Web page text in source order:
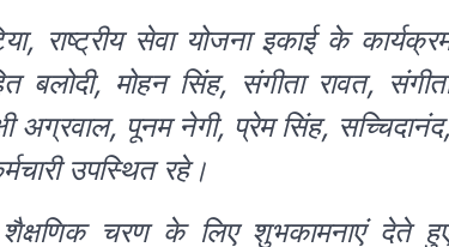
राष्ट्रीय सेवा योजना इकाई के
बलोदी, मोहन सिंह, संगीता रावत,
अग्रवाल, पूनम नेगी, प्रेम सिंह, सच्चिदानंद,
उपस्थित रहे।
शैक्षणिक चरण के लिए शुभकामनाएं देते